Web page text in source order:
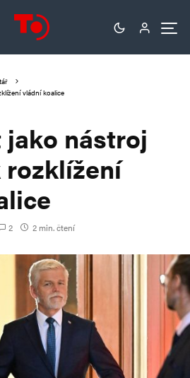
vládní koalice
jako nástroj
rozklížení
2 2 min. čtení